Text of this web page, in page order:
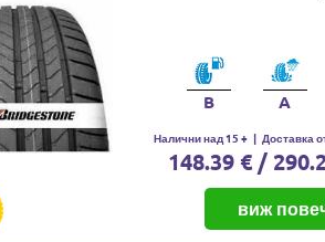
B A
Налични над 15 + | Доставка
148.39 € /
виж